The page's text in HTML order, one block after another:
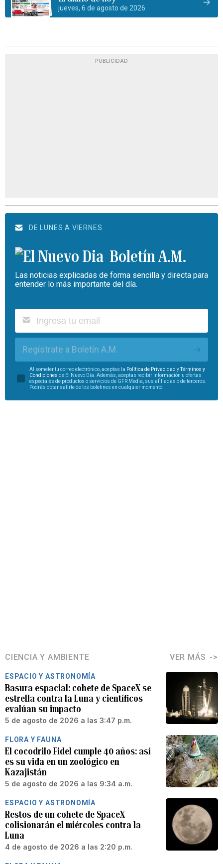
jueves, 6 de agosto de 2026
PUBLICIDAD
DE LUNES A VIERNES
Boletín A.M.
Las noticias explicadas de forma sencilla y directa para
entender lo más importante del día.
Regístrate a Boletín A.M.
Al someter tu correo electrónico, aceptas la Política de Privacidad yTérminos y
Condiciones de El Nuevo Día. Además, aceptas recibir información u ofertas
especiales de productos o servicios de GFR Media, sus afiliadas o de terceros.
Podrás optar salirte de los boletines en cualquier momento.
CIENCIA Y AMBIENTE VER MÁS
ESPACIO Y ASTRONOMÍA
Basura espacial: cohete de SpaceX se
estrella contra la Luna y científicos
evalúan su impacto
5 de agosto de 2026 a las 3:47 p.m.
FLORA Y FAUNA
El cocodrilo Fidel cumple 40 años: así
es su vida en un zoológico en
Kazajistán
5 de agosto de 2026 a las 9:34 a.m.
ESPACIO Y ASTRONOMÍA
Restos de un cohete de SpaceX
colisionarán el miércoles contra la
Luna
4 de agosto de 2026 a las 2:20 p.m.